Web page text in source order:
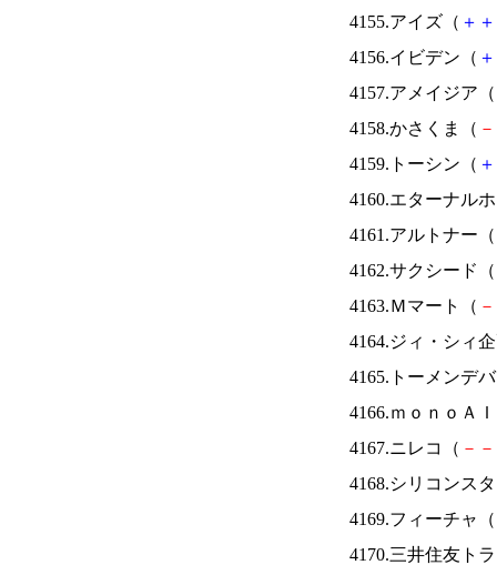
4155.アイズ（ ＋ ＋
4156.イビデン（ ＋
4157.アメイジア（
4158.かさくま（ －
4159.トーシン（ ＋
4160.エターナル
4161.アルトナー（
4162.サクシード（
4163.Ｍマート（ －
4164.ジィ・シィ
4165.トーメンデ
4166.ｍｏｎｏＡ
4167.ニレコ（ － －
4168.シリコンス
4169.フィーチャ（
4170.三井住友ト